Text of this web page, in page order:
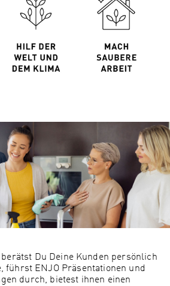
Du Deine Kunden persönlich
führst ENJO Präsentationen und
durch, bietest ihnen einen